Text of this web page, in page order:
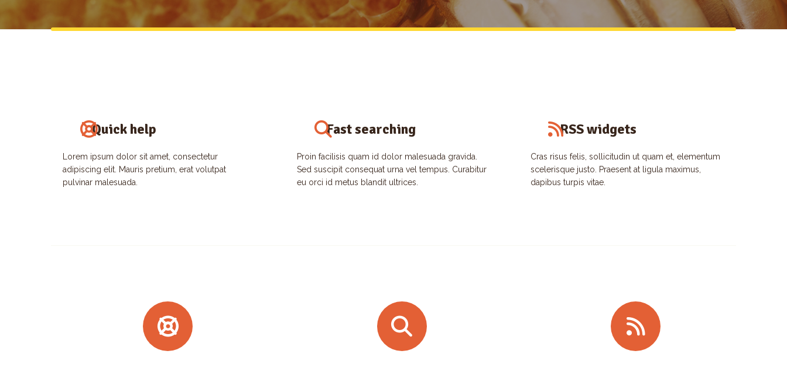
Quick help
Lorem ipsum dolor sit amet, consectetur
adipiscing elit. Mauris pretium, erat volutpat
pulvinar malesuada.
Fast searching
Proin facilisis quam id dolor malesuada gravida.
Sed suscipit consequat urna vel tempus. Curabitur
eu orci id metus blandit ultrices.
RSS widgets
Cras risus felis, sollicitudin ut quam et, elementum
scelerisque justo. Praesent at ligula maximus,
dapibus turpis vitae.